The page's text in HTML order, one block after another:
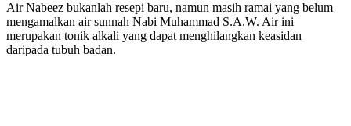
Air Nabeez bukanlah resepi baru, namun masih ramai yang belum
mengamalkan air sunnah Nabi Muhammad S.A.W. Air ini
merupakan tonik alkali yang dapat menghilangkan keasidan
daripada tubuh badan.